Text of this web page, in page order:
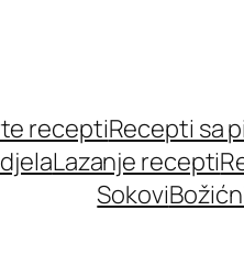
receptiRecepti sa
Lazanje recepti
Sokovi